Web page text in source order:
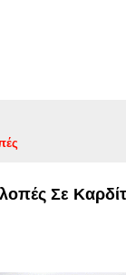
Σε